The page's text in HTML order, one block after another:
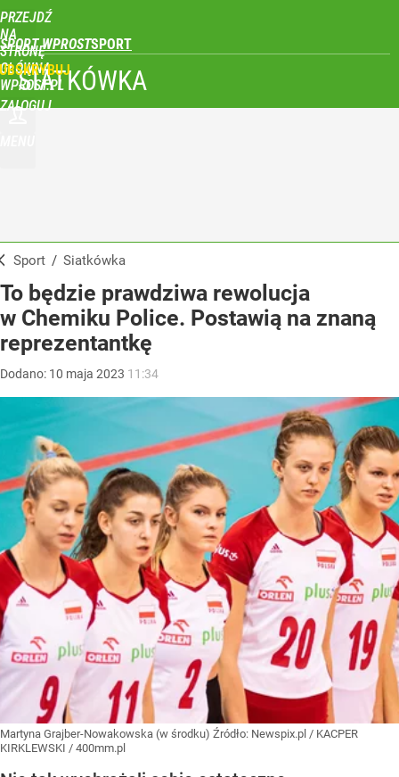
PRZEJDŹ
NA
STRONĘ
GŁÓWNĄ
WPROST.PL
SPORT WPROST
ZALOGUJ
SIATKÓWKA
Sport / Siatkówka
To będzie prawdziwa rewolucja
w Chemiku Police. Postawią na znaną
reprezentantkę
Dodano: 10 maja 2023 11:34
Martyna Grajber-Nowakowska (w środku) Źródło: Newspix.pl / KACPER
KIRKLEWSKI / 400mm.pl